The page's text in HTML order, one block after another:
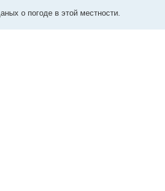
о погоде в этой местности.